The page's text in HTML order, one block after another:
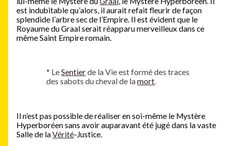
est indubitable qu’alors, il aurait refait fleurir de façon
splendide l’arbre sec de l’Empire. Il est évident que le
Royaume du Graal serait réapparu merveilleux dans ce
même Saint Empire romain.
* LeSentierde la Vie est formé des traces
des sabots du cheval de lamort.
Il n’est pas possible de réaliser en soi-même le Mystère
Hyperboréen sans avoir auparavant été jugé dans la vaste
Salle de laVérité-Justice.